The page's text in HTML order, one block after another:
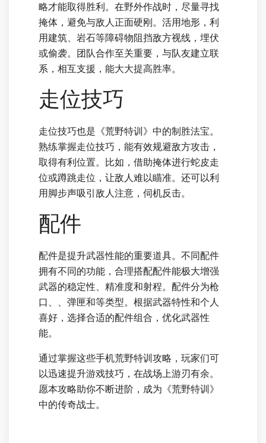
略才能取得胜利。在野外作战时，尽量寻找
掩体，避免与敌人正面硬刚。活用地形，利
用建筑、岩石等障碍物阻挡敌方视线，埋伏
或偷袭。团队合作至关重要，与队友建立联
系，相互支援，能大大提高胜率。
走位技巧
走位技巧也是《荒野特训》中的制胜法宝。
熟练掌握走位技巧，能有效规避敌方攻击，
取得有利位置。比如，借助掩体进行蛇皮走
位或蹲跳走位，让敌人难以瞄准。还可以利
用脚步声吸引敌人注意，伺机反击。
配件
配件是提升武器性能的重要道具。不同配件
拥有不同的功能，合理搭配配件能极大增强
武器的稳定性、精准度和射程。配件分为枪
口、、弹匣和等类型。根据武器特性和个人
喜好，选择合适的配件组合，优化武器性
能。
通过掌握这些手机荒野特训攻略，玩家们可
以迅速提升游戏技巧，在战场上游刃有余。
愿本攻略助你不断进阶，成为《荒野特训》
中的传奇战士。